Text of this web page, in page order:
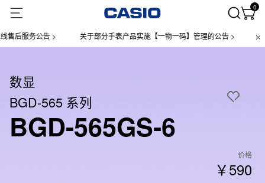
0
务公告 > 关于部分手表产品实施【一物一码】管理的公告 > 微信
数显
BGD-565 系列
BGD-565GS-6
价格
￥590